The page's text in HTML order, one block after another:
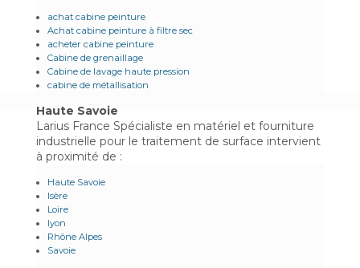
achat cabine peinture
Achat cabine peinture à filtre sec
acheter cabine peinture
Cabine de grenaillage
Cabine de lavage haute pression
cabine de métallisation
Haute Savoie
Larius France Spécialiste en matériel et fourniture
industrielle pour le traitement de surface intervient
à proximité de :
Haute Savoie
Isère
Loire
lyon
Rhône Alpes
Savoie